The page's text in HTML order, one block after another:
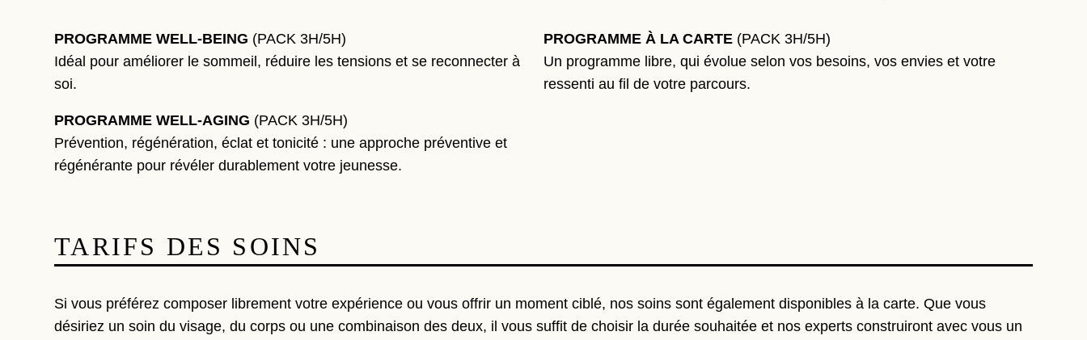
PROGRAMME WELL-BEING (PACK 3H/5H)
Idéal pour améliorer le sommeil, réduire les tensions et se reconnecter à
soi.
PROGRAMME WELL-AGING (PACK 3H/5H)
Prévention, régénération, éclat et tonicité : une approche préventive et
régénérante pour révéler durablement votre jeunesse.
PROGRAMME À LA CARTE (PACK 3H/5H)
Un programme libre, qui évolue selon vos besoins, vos envies et votre
ressenti au fil de votre parcours.
TARIFS DES SOINS
Si vous préférez composer librement votre expérience ou vous offrir un moment ciblé, nos soins sont également disponibles à la carte. Que vous
désiriez un soin du visage, du corps ou une combinaison des deux, il vous suffit de choisir la durée souhaitée et nos experts construiront avec vous un
SÉMINAIRES
SERVICES
Email :reservation@herbesblanches.com